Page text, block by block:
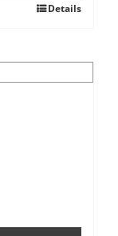
Details